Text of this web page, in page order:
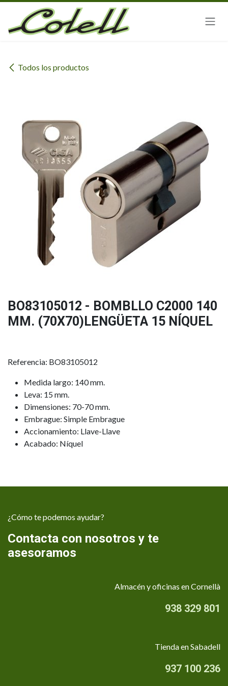
Ir al contenido
Todos los productos
BO83105012 - BOMBLLO C2000 140
MM. (70X70)LENGÜETA 15 NÍQUEL
Referencia: BO83105012
Medida largo: 140 mm.
Leva: 15 mm.
Dimensiones: 70-70 mm.
Embrague: Simple Embrague
Accionamiento: Llave-Llave
Acabado: Níquel
¿Cómo te podemos ayudar?
Contacta con nosotros y te
asesoramos
Almacén y oficinas en Cornellà
938 329 801
Tienda en Sabadell
937 100 236